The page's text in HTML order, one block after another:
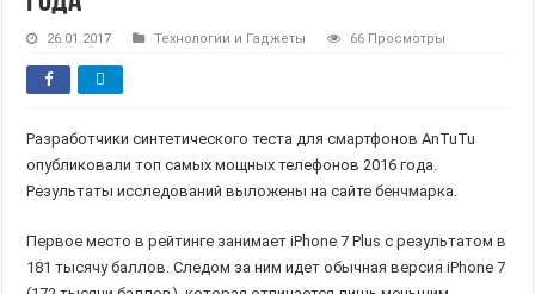
26.01.2017 Технологии и Гаджеты 66 Просмотры
Разработчики синтетического теста для смартфонов AnTuTu
опубликовали топ самых мощных телефонов 2016 года.
Результаты исследований выложены на сайте бенчмарка.
Первое место в рейтинге занимает iPhone 7 Plus с результатом в
181 тысячу баллов. Следом за ним идет обычная версия iPhone 7